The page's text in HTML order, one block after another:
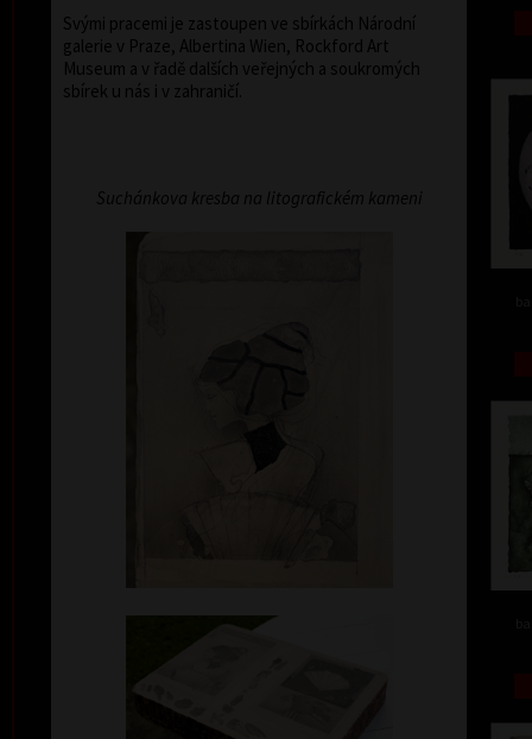
Svými pracemi je zastoupen ve sbírkách Národní
galerie v Praze, Albertina Wien, Rockford Art
Museum a v řadě dalších veřejných a soukromých
sbírek u nás i v zahraničí.
Suchánkova kresba na litografickém kameni